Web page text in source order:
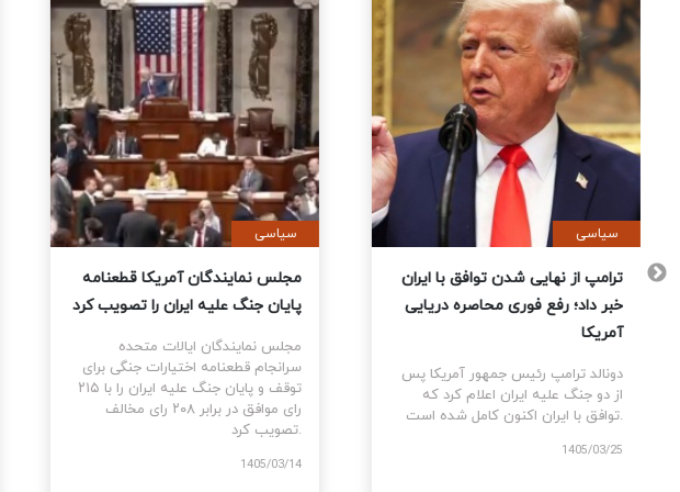
سیاسی
ترامپ از نهایی شدن توافق با ایران
خبر داد؛ رفع فوری محاصره دریایی
دونالد ترامپ رئیس جمهور آمریکا پس
از دو جنگ علیه ایران اعلام کرد که
سیاسی
مجلس نمایندگان آمریکا قطعنامه
پایان جنگ علیه ایران را تصویب کرد
مجلس نمایندگان ایالات متحده
سرانجام قطعنامه اختیارات جنگی برای